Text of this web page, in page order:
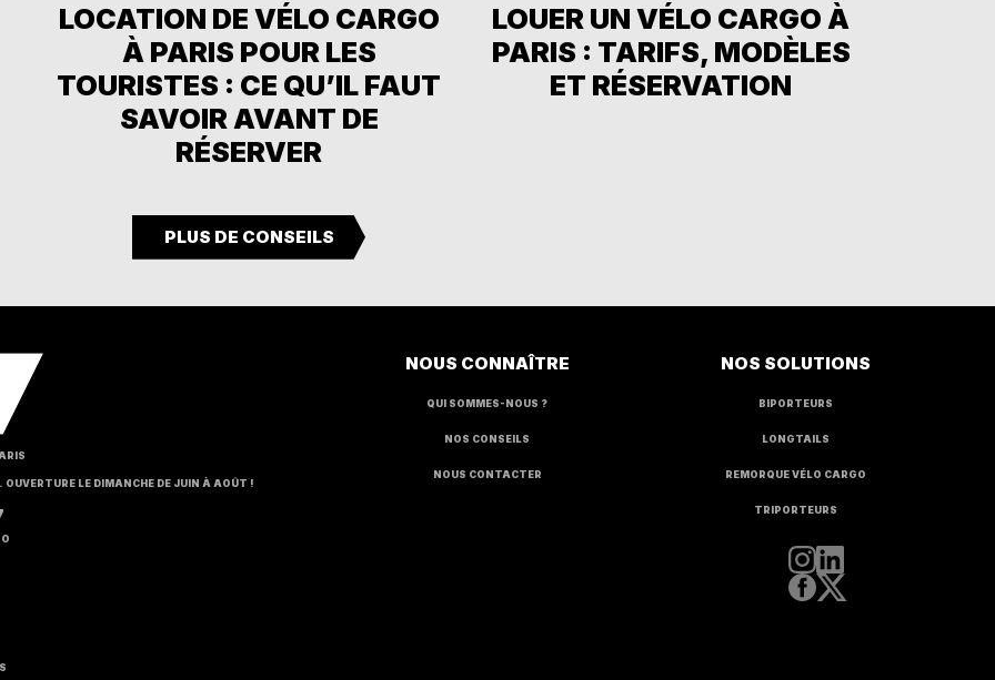
LOCATION DE VÉLO CARGO
À PARIS POUR LES
TOURISTES : CE QU’IL FAUT
SAVOIR AVANT DE
RÉSERVER
LOUER UN VÉLO CARGO À
PARIS : TARIFS, MODÈLES
ET RÉSERVATION
PLUS DE CONSEILS
LE DIMANCHE DE JUIN À AOÛT !
NOUS CONNAÎTRE
QUI SOMMES-NOUS ?
NOS CONSEILS
NOUS CONTACTER
NOS SOLUTIONS
BIPORTEURS
LONGTAILS
REMORQUE VÉLO CARGO
TRIPORTEURS